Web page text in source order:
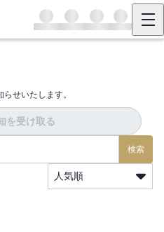
せいたします。
を受け取る
検索
人気順